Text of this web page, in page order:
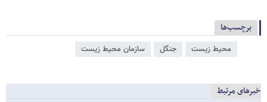
برچسب‌ها
محیط زیست جنگل سازمان محیط زیست
خبرهای مرتبط